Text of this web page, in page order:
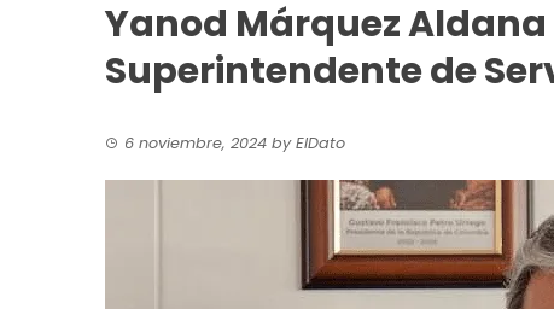
Yanod Márquez
Superintendente de
6 noviembre, 2024 byElDato